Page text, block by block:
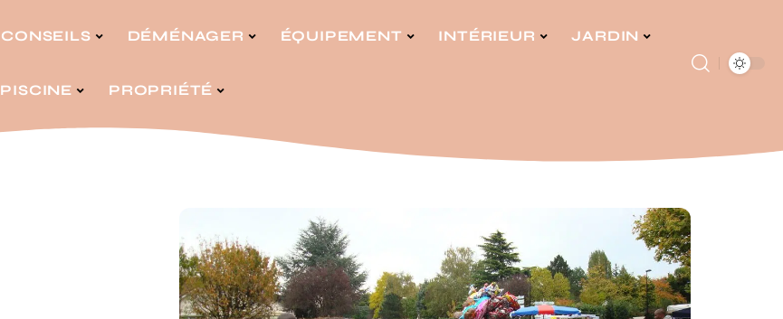
CONSEILS DÉMÉNAGER ÉQUIPEMENT INTÉRIEUR JARDIN
PISCINE PROPRIÉTÉ